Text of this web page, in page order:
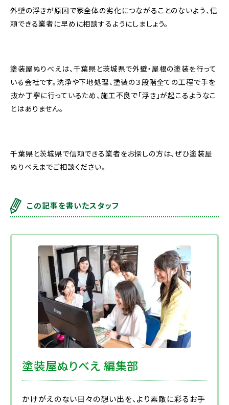
外壁の浮きが原因で家全体の劣化につながることのないよう、信
頼できる業者に早めに相談するようにしましょう。
塗装屋ぬりべえは、千葉県と茨城県で外壁・屋根の塗装を行って
いる会社です。洗浄や下地処理、塗装の３段階全ての工程で手を
抜か丁寧に行っているため、施工不良で「浮き」が起こるようなこ
とはありません。
千葉県と茨城県で信頼できる業者をお探しの方は、ぜひ塗装屋
ぬりべえまでご相談ください。
この記事を書いたスタッフ
塗装屋ぬりべえ 編集部
かけがえのない日々の想い出を、より素敵に彩るお手